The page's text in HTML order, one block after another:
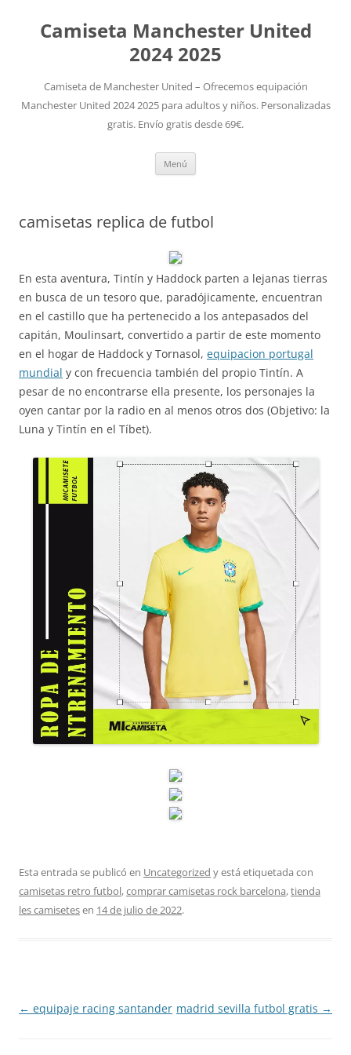
Camiseta Manchester United
2024 2025
Camiseta de Manchester United – Ofrecemos equipación
Manchester United 2024 2025 para adultos y niños. Personalizadas
gratis. Envío gratis desde 69€.
Menú
camisetas replica de futbol
En esta aventura, Tintín y Haddock parten a lejanas tierras
en busca de un tesoro que, paradójicamente, encuentran
en el castillo que ha pertenecido a los antepasados del
capitán, Moulinsart, convertido a partir de este momento
en el hogar de Haddock y Tornasol, equipacion portugal
mundial y con frecuencia también del propio Tintín. A
pesar de no encontrarse ella presente, los personajes la
oyen cantar por la radio en al menos otros dos (Objetivo: la
Luna y Tintín en el Tíbet).
Esta entrada se publicó en Uncategorized y está etiquetada con
camisetas retro futbol,comprar camisetas rock barcelona,tienda
les camisetesen 14 de julio de 2022.
Navegación
← equipaje racing santander madrid sevilla futbol gratis →